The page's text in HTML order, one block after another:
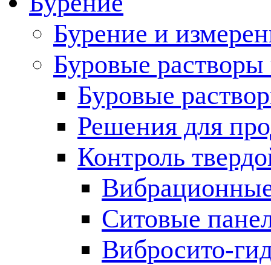
Бурение и
Буровые
Буровые
Решения для
Контроль
Ситовые
Вибросито-